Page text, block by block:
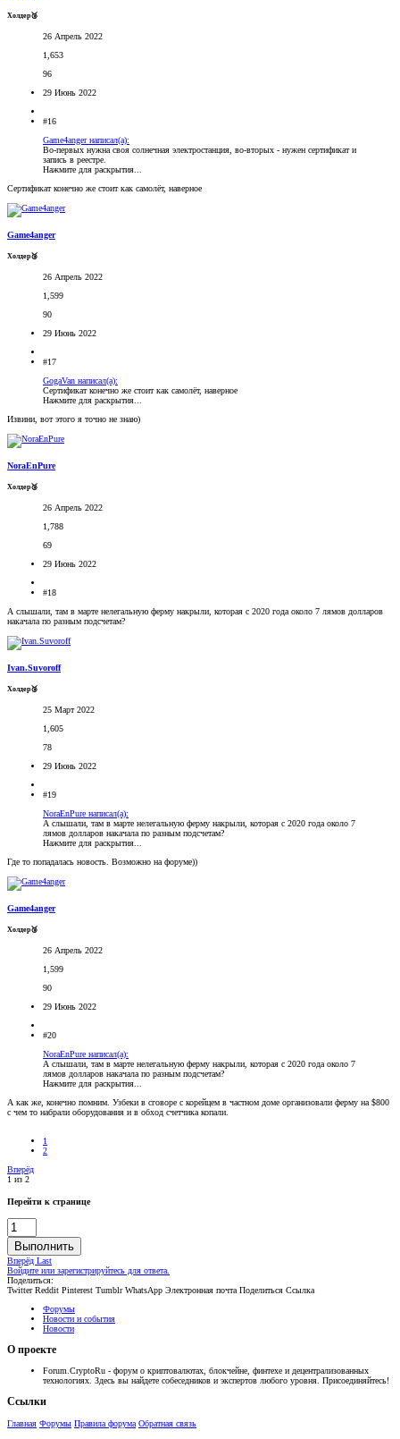
Холдер🥉
26 Апрель 2022
1,653
96
29 Июнь 2022
#16
Game4anger написал(а):
Во-первых нужна своя солнечная электростанция, во-вторых - нужен сертификат и
запись в реестре.
Нажмите для раскрытия...
Сертификат конечно же стоит как самолёт, наверное
Game4anger
Холдер🥉
26 Апрель 2022
1,599
90
29 Июнь 2022
#17
GogaVan написал(а):
Сертификат конечно же стоит как самолёт, наверное
Нажмите для раскрытия...
Извини, вот этого я точно не знаю)
NoraEnPure
Холдер🥉
26 Апрель 2022
1,788
69
29 Июнь 2022
#18
А слышали, там в марте нелегальную ферму накрыли, которая с 2020 года около 7 лямов долларов
накачала по разным подсчетам?
Ivan.Suvoroff
Холдер🥉
25 Март 2022
1,605
78
29 Июнь 2022
#19
NoraEnPure написал(а):
А слышали, там в марте нелегальную ферму накрыли, которая с 2020 года около 7
лямов долларов накачала по разным подсчетам?
Нажмите для раскрытия...
Где то попадалась новость. Возможно на форуме))
Game4anger
Холдер🥉
26 Апрель 2022
1,599
90
29 Июнь 2022
#20
NoraEnPure написал(а):
А слышали, там в марте нелегальную ферму накрыли, которая с 2020 года около 7
лямов долларов накачала по разным подсчетам?
Нажмите для раскрытия...
А как же, конечно помним. Узбеки в сговоре с корейцем в частном доме организовали ферму на $800
с чем то набрали оборудования и в обход счетчика копали.
1
2
Вперёд
1 из 2
Перейти к странице
Выполнить
Вперёд Last
Войдите или зарегистрируйтесь для ответа.
Поделиться:
Twitter Reddit Pinterest Tumblr WhatsApp Электронная почта Поделиться Ссылка
Форумы
Новости и события
Новости
О проекте
Forum.CryptoRu - форум о криптовалютах, блокчейне, финтехе и децентрализованных
технологиях. Здесь вы найдете собеседников и экспертов любого уровня. Присоединяйтесь!
Ссылки
Главная Форумы Правила форума Обратная связь